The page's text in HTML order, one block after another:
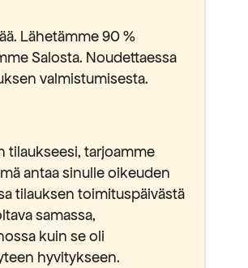
Lähetämme 90 %
Salosta. Noudettaessa
valmistumisesta.
tilaukseesi, tarjoamme
antaa sinulle oikeuden
tilauksen toimituspäivästä
samassa,
kuin se oli
hyvitykseen.